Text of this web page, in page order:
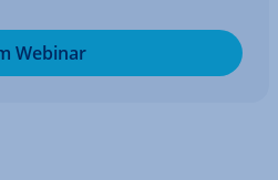
Webinar